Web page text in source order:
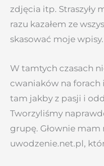
zdjęcia itp. Straszyły
razu kazałem ze
skasować moje wpisy.
W tamtych czasach
cwaniaków na forach
tam jakby z pasji i
Tworzyliśmy
grupę. Głownie mam
uwodzenie.net.pl,